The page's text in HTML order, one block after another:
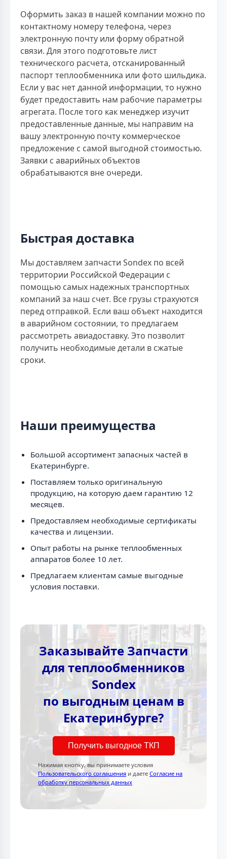
Оформить заказ в нашей компании можно по
контактному номеру телефона, через
электронную почту или форму обратной
связи. Для этого подготовьте лист
технического расчета, отсканированный
паспорт теплообменника или фото шильдика.
Если у вас нет данной информации, то нужно
будет предоставить нам рабочие параметры
агрегата. После того как менеджер изучит
предоставленные данные, мы направим на
вашу электронную почту коммерческое
предложение с самой выгодной стоимостью.
Заявки с аварийных объектов
обрабатываются вне очереди.
Быстрая доставка
Мы доставляем запчасти Sondex по всей
территории Российской Федерации с
помощью самых надежных транспортных
компаний за наш счет. Все грузы страхуются
перед отправкой. Если ваш объект находится
в аварийном состоянии, то предлагаем
рассмотреть авиадоставку. Это позволит
получить необходимые детали в сжатые
сроки.
Наши преимущества
Большой ассортимент запасных частей в
Екатеринбурге.
Поставляем только оригинальную
продукцию, на которую даем гарантию 12
месяцев.
Предоставляем необходимые сертификаты
качества и лицензии.
Опыт работы на рынке теплообменных
аппаратов более 10 лет.
Предлагаем клиентам самые выгодные
условия поставки.
Заказывайте Запчасти
для теплообменников
Sondex
по выгодным ценам в
Екатеринбурге?
Получить выгодное ТКП
Нажимая кнопку, вы принимаете условия
Пользовательского соглашения и даете Согласие на
обработку персональных данных